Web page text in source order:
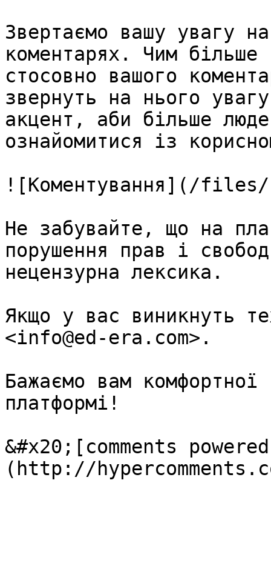
Звертаємо вашу увагу
коментарях. Чим більше
стосовно вашого
звернуть на нього
акцент, аби більше
ознайомитися із
![Коментування](/files/-
Не забувайте, що на
порушення прав і
нецензурна лексика.
Якщо у вас виникнуть
<info@ed-era.com>.
Бажаємо вам
платформі!
&#x20;[comments